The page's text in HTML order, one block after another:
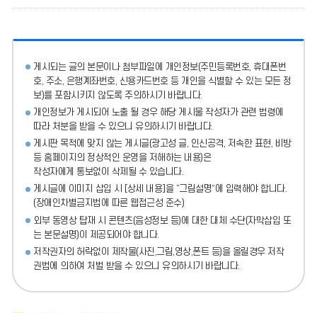
게시되는 글의 본문이나 첨부파일에
개인정보(주민등록번호, 휴대폰번
호, 주소, 은행계좌번호, 신용카드번호 등 개인을 식별할 수 있는 모든 정
보)를 포함시키지 않도록 주의하시기 바랍니다.
개인정보가 게시되어 노출 될 경우 해당 게시물 작성자가 관련 법령에
따라 처분을 받을 수 있으니 유의하시기 바랍니다.
게시판 목적에 맞지 않는 게시글(광고성 글, 인신공격, 저속한 표현, 비방
등 홈페이지의 정상적인 운영을 저해하는 내용)은
작성자에게 통보없이 삭제될 수 있습니다.
게시글에 이미지 삽입 시 [상세 내용]을 “그림설명”에 입력해야 합니다.
(장애인차별금지법에 따른 웹접근성 준수)
외부 동영상 탑재 시 콘텐츠(음성정보 등)에 대한 대체 수단(자막삽입 또
는 본문설명)이 제공되어야 합니다.
저작권자의 허락없이 제작물(사진,그림,영상,폰트 등)을 올릴경우 저작
권법에 의하여 처벌 받을 수 있으니 유의하시기 바랍니다.